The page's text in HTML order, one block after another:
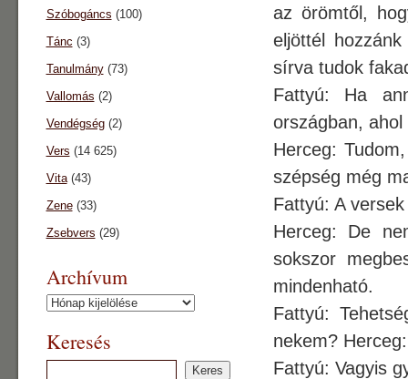
az örömtől,
eljöttél
sírva tudok
Fattyú: Ha
országban,
Herceg:
szépség még
Fattyú: A
Herceg: De
sokszor
mindenható.
Fattyú:
nekem?
Fattyú: Vagyis
Szóbogáncs (100)
Tánc (3)
Tanulmány(73)
Vallomás (2)
Vendégség(2)
Vers (14 625)
Vita(43)
Zene(33)
Zsebvers (29)
Archívum
Archívum
Keresés